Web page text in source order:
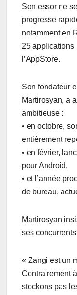
Son essor ne
progresse
notamment en
25 applications
l’AppStore.
Son fondateur
Martirosyan, a
ambitieuse :
• en octobre,
entièrement
• en février,
pour Android,
• et l’année
de bureau,
Martirosyan
ses concurrents
« Zangi est un
Contrairement
stockons pas